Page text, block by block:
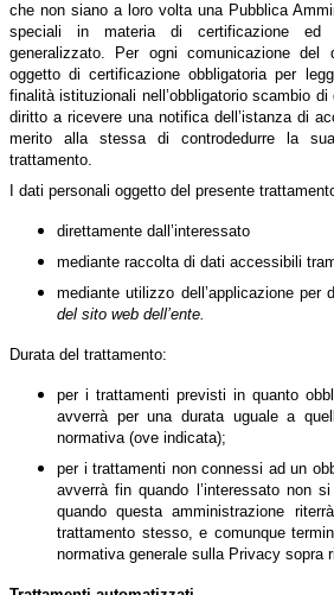
che non siano a loro volta una Pubblica
speciali in materia di certificazione ed
generalizzato. Per ogni comunicazione
oggetto di certificazione obbligatoria per
finalità istituzionali nell’obbligatorio scambio
diritto a ricevere una notifica dell’istanza di
merito alla stessa di controdedurre la
trattamento.
I dati personali oggetto del presente
direttamente dall’interessato
mediante raccolta di dati accessibili
mediante utilizzo dell’applicazione per
del sito web dell’ente.
Durata del trattamento:
per i trattamenti previsti in quanto
avverrà per una durata uguale a
normativa (ove indicata);
per i trattamenti non connessi ad un
avverrà fin quando l’interessato non
quando questa amministrazione
trattamento stesso, e comunque
normativa generale sulla Privacy sopra